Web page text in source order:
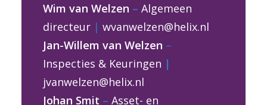
Wim van Welzen – Algemeen
directeur | wvanwelzen@helix.nl
Jan-Willem van Welzen –
Inspecties & Keuringen |
jvanwelzen@helix.nl
Johan Smit – Asset- en